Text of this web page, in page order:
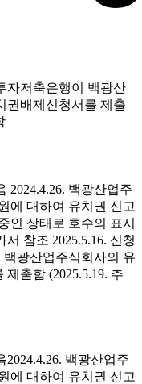
자저축은행이 백광산
권배제신청서를 제출
2024.4.26. 백광산업주
에 대하여 유치권 신고
인 상태로 호수의 표시
참조 2025.5.16. 신청
광산업주식회사의 유
출함 (2025.5.19. 추
백광산업주
에 대하여 유치권 신고